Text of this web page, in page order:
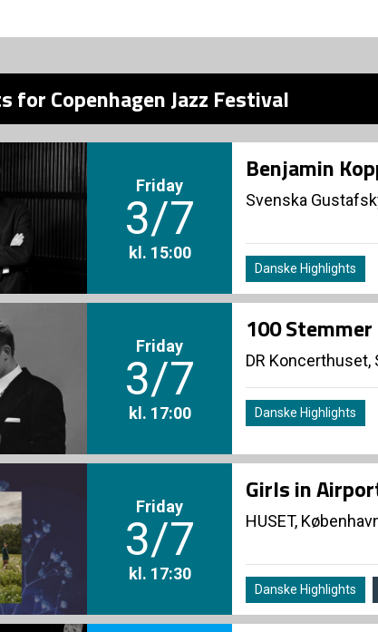
for Copenhagen Jazz Festival
Friday
3/7
kl. 15:00
Benjamin
Svenska
Danske Highlights
Friday
3/7
kl. 17:00
100 Stemmer
DR Koncerthuset,
Danske Highlights
Friday
3/7
kl. 17:30
Girls in
HUSET,
Danske Highlights